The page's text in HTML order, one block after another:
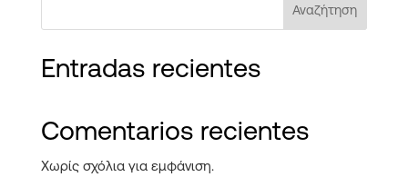
Αναζήτηση
Entradas recientes
Comentarios recientes
Χωρίς σχόλια για εμφάνιση.